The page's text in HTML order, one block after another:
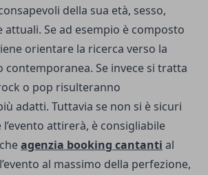
della sua età, sesso,
attuali. Se ad esempio è composto
orientare la ricerca verso la
contemporanea. Se invece si tratta
o pop risulteranno
adatti. Tuttavia se non si è sicuri
attirerà, è consigliabile
agenzia booking cantanti al
al massimo della perfezione,